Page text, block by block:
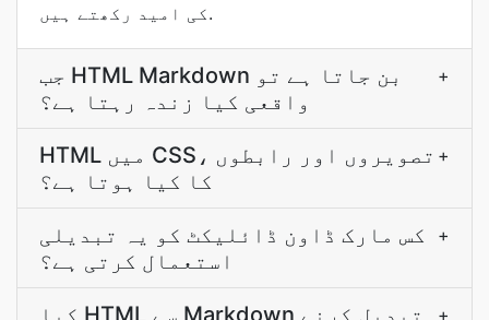
کی امید رکھتے ہیں.
جب HTML Markdown بن جاتا ہے تو
واقعی کیا زندہ رہتا ہے؟
+
HTML میں CSS، تصویروں اور رابطوں
کا کیا ہوتا ہے؟
+
کس مارک ڈاون ڈائلیکٹ کو یہ تبدیلی
استعمال کرتی ہے؟
+
کیا HTML سے Markdown تبدیل کرنے
+